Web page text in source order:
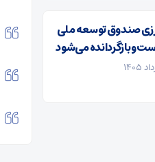
صندوق توسعه ملی
و بازگردانده می‌شود